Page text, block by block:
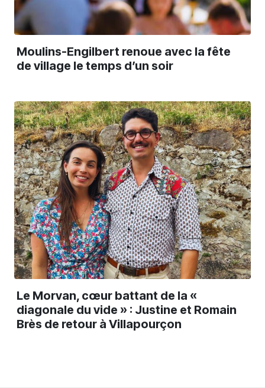
Moulins-Engilbert renoue avec la fête
de village le temps d’un soir
Le Morvan, cœur battant de la «
diagonale du vide » : Justine et Romain
Brès de retour à Villapourçon